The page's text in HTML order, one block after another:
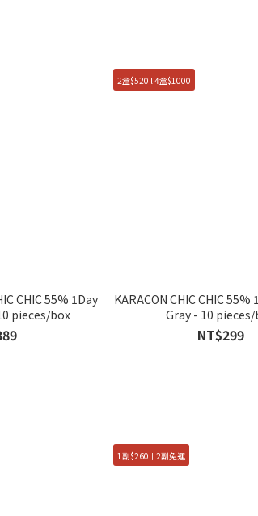
CHIC 55% 1Day
pieces/box
2盒$520 l 4盒$1000
KARACON CHIC CHIC 55%
Gray - 10
NT$299
1副$260ㅣ2副免運